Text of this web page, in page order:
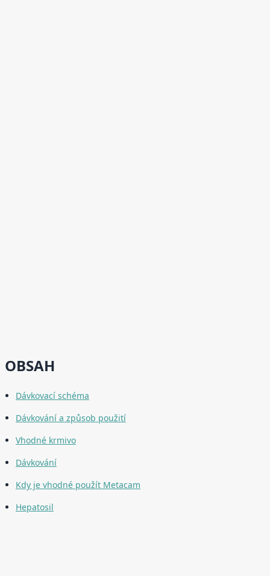
OBSAH
Dávkovací schéma
Dávkování a způsob použití
Vhodné krmivo
Dávkování
Kdy je vhodné použít Metacam
Hepatosil